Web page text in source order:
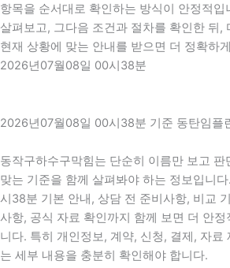
항목을 순서대로 확인하는 방식이 안정적입
살펴보고, 그다음 조건과 절차를 확인한 뒤,
현재 상황에 맞는 안내를 받으면 더 정확하
2026년07월08일 00시38분
2026년07월08일 00시38분 기준 동탄임플
동작구하수구막힘는 단순히 이름만 보고 판
맞는 기준을 함께 살펴봐야 하는 정보입니
시38분 기본 안내, 상담 전 준비사항, 비교
사항, 공식 자료 확인까지 함께 보면 더 안
니다. 특히 개인정보, 계약, 신청, 결제, 자료
는 세부 내용을 충분히 확인해야 합니다.